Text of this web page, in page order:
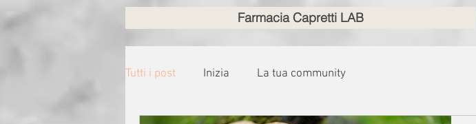
Farmacia Capretti LAB
Tutti i post Inizia La tua community